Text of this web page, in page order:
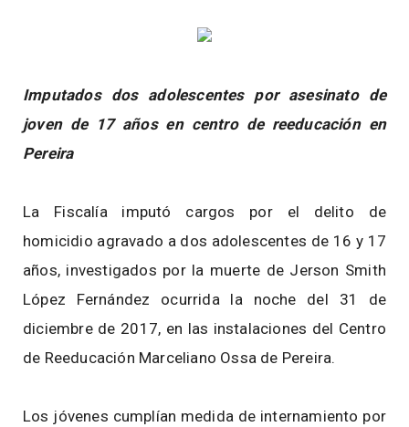
Imputados dos adolescentes por asesinato de
joven de 17 años en centro de reeducación en
Pereira
La Fiscalía imputó cargos por el delito de
homicidio agravado a dos adolescentes de 16 y 17
años, investigados por la muerte de Jerson Smith
López Fernández ocurrida la noche del 31 de
diciembre de 2017, en las instalaciones del Centro
de Reeducación Marceliano Ossa de Pereira.
Los jóvenes cumplían medida de internamiento por